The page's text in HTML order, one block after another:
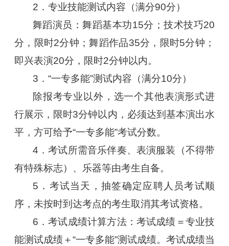
2．专业技能测试内容（满分90分）
舞蹈演员：舞蹈基本功15分；技术技巧20
分，限时2分钟；舞蹈作品35分，限时5分钟；
即兴表演20分，限时2分钟以内。
3．“一专多能”测试内容（满分10分）
除报考专业以外，选一个其他表演形式进
行展示，限时3分钟以内，必须达到基本演出水
平，方可给予“一专多能”考试分数。
4．考试所需音乐伴奏、表演服装（不得带
有特殊标志）、乐器等由考生自备。
5．考试当天，抽签确定应聘人员考试顺
序，未按时到达考点的考生取消其考试资格。
6．考试成绩计算方法：考试成绩＝专业技
能测试成绩＋“一专多能”测试成绩。考试成绩当